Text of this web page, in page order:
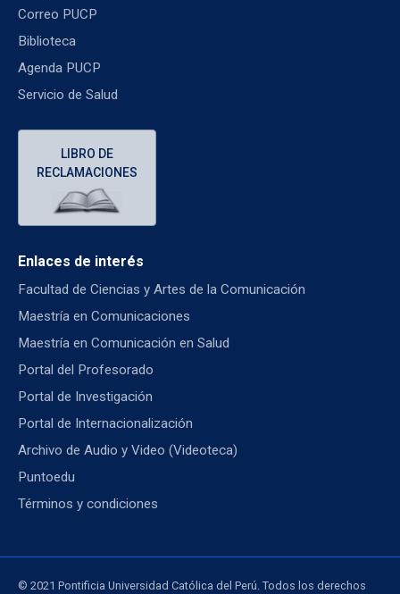
Correo PUCP
Biblioteca
Agenda PUCP
Servicio de Salud
LIBRO DE
RECLAMACIONES
Enlaces de interés
Facultad de Ciencias y Artes de la Comunicación
Maestría en Comunicaciones
Maestría en Comunicación en Salud
Portal del Profesorado
Portal de Investigación
Portal de Internacionalización
Archivo de Audio y Video (Videoteca)
Puntoedu
Términos y condiciones
© 2021 Pontificia Universidad Católica del Perú. Todos los derechos